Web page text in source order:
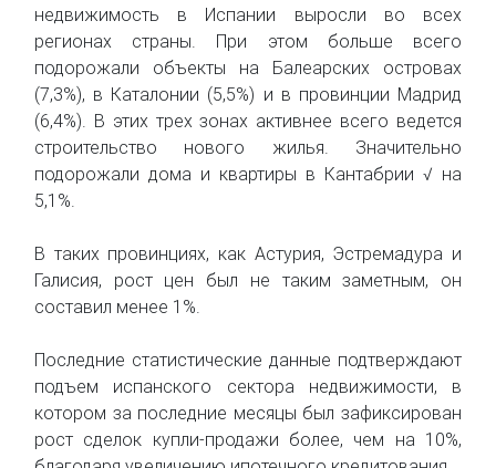
недвижимость в Испании выросли во всех
регионах страны. При этом больше всего
подорожали объекты на Балеарских островах
(7,3%), в Каталонии (5,5%) и в провинции Мадрид
(6,4%). В этих трех зонах активнее всего ведется
строительство нового жилья. Значительно
подорожали дома и квартиры в Кантабрии √ на
5,1%.
В таких провинциях, как Астурия, Эстремадура и
Галисия, рост цен был не таким заметным, он
составил менее 1%.
Последние статистические данные подтверждают
подъем испанского сектора недвижимости, в
котором за последние месяцы был зафиксирован
рост сделок купли-продажи более, чем на 10%,